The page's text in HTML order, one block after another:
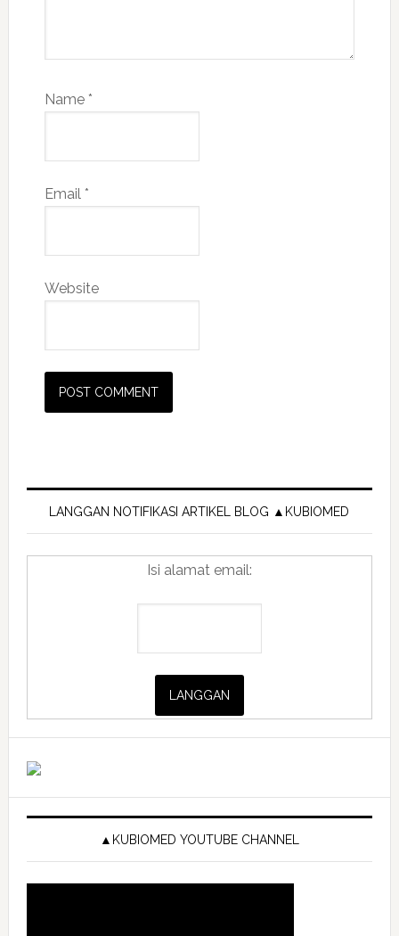
Name *
Email *
Website
Primary
Sidebar
LANGGAN NOTIFIKASI ARTIKEL BLOG ▲KUBIOMED
Isi alamat email:
▲KUBIOMED YOUTUBE CHANNEL